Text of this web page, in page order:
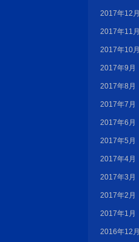
2017年12月
2017年11月
2017年10月
2017年9月
2017年8月
2017年7月
2017年6月
2017年5月
2017年4月
2017年3月
2017年2月
2017年1月
2016年12月